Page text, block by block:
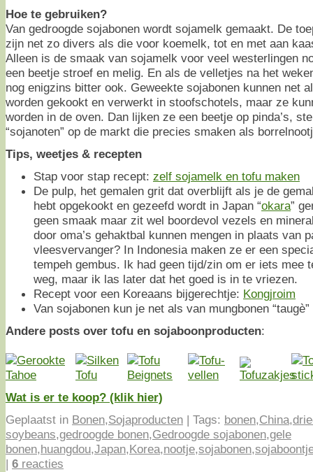
Hoe te gebruiken?
Van gedroogde sojabonen wordt sojamelk gemaakt. De
zijn net zo divers als die voor koemelk, tot en met aan
Alleen is de smaak van sojamelk voor veel westerlingen
een beetje stroef en melig. En als de velletjes na het
nog enigzins bitter ook. Geweekte sojabonen kunnen net
worden gekookt en verwerkt in stoofschotels, maar ze
worden in de oven. Dan lijken ze een beetje op pinda’s,
“sojanoten” op de markt die precies smaken als
Tips, weetjes & recepten
Stap voor stap recept: zelf sojamelk en tofu maken
De pulp, het gemalen grit dat overblijft als je de
hebt opgekookt en gezeefd wordt in Japan “okara”
geen smaak maar zit wel boordevol vezels en
door oma’s gehaktbal kunnen mengen in plaats van
vleesvervanger? In Indonesia maken ze er een
tempeh gembus. Ik had geen tijd/zin om er iets mee
weg, maar ik las later dat het goed is in te vriezen.
Recept voor een Koreaans bijgerechtje: Kongjroim
Van sojabonen kun je net als van mungbonen
Andere posts over tofu en sojaboonproducten:
Wat is er te koop? (klik hier)
Geplaatst in Bonen,Sojaproducten | Tags: bonen,China,
soybeans,gedroogde bonen,Gedroogde sojabonen,gele
bonen,huangdou,Japan,Korea,nootje,sojabonen,
| 6 reacties